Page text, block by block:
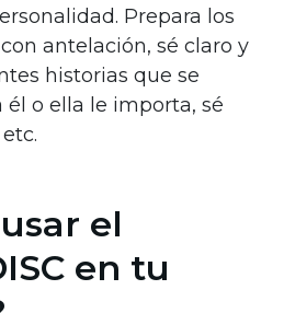
Prepara los
antelación, sé claro y
historias que se
o ella le importa, sé
el
en tu